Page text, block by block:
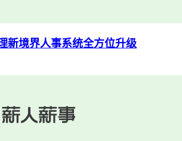
新境界人事系统全方位升级